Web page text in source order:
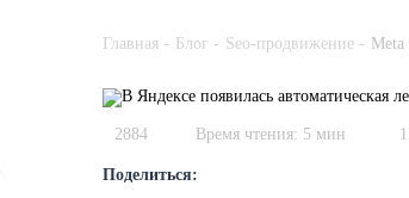
Главная - Блог - Seo-продвижение -
2884 Время чтения: 5 мин
Поделиться: